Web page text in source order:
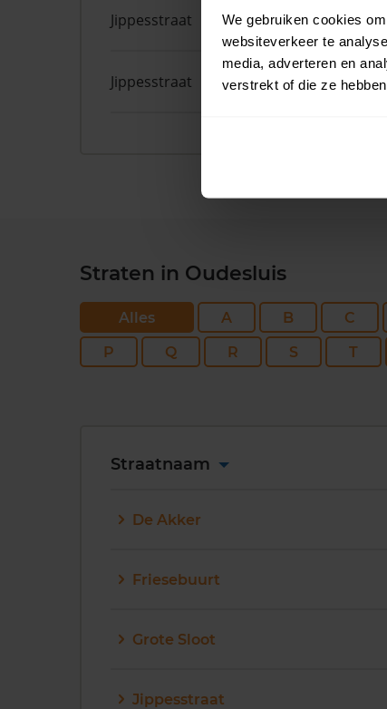
We gebruiken cookies
websiteverkeer te
media, adverteren en
verstrekt of die ze
Jippesstraat 64
Jippesstraat 46
Straten in Oudesluis
Alles A B C
P
Q R S T
Straatnaam
De Akker
Friesebuurt
Grote Sloot
Jippesstraat